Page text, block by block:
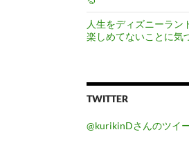
人生をディズニーラン
楽しめてないことに気
TWITTER
@kurikinDさんのツイ